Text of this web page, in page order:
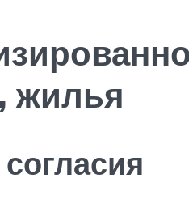
жилья